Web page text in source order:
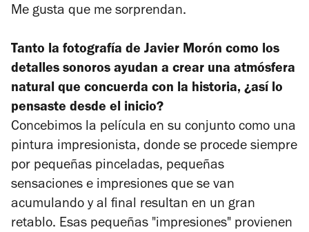
Me gusta que me sorprendan.
Tanto la fotografía de Javier Morón como los
detalles sonoros ayudan a crear una atmósfera
natural que concuerda con la historia, ¿así lo
pensaste desde el inicio?
Concebimos la película en su conjunto como una
pintura impresionista, donde se procede siempre
por pequeñas pinceladas, pequeñas
sensaciones e impresiones que se van
acumulando y al final resultan en un gran
retablo. Esas pequeñas "impresiones" provienen